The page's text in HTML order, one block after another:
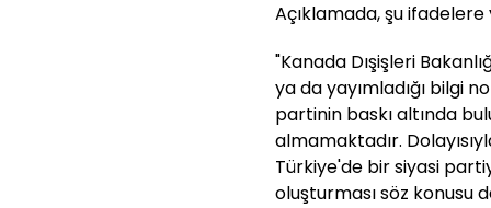
Açıklamada, şu
"Kanada Dışişleri
ya da yayımladığı bilgi
partinin baskı altında
almamaktadır.
Türkiye'de bir siyasi
oluşturması söz konusu